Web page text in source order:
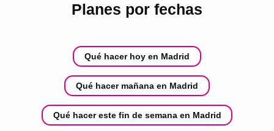
Planes por fechas
Qué hacer hoy en Madrid
Qué hacer mañana en Madrid
Qué hacer este fin de semana en Madrid